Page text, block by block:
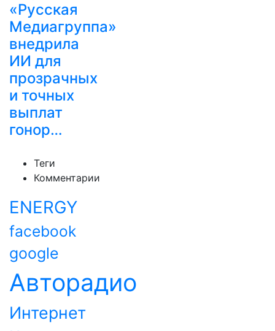
«Русская
Медиагруппа»
внедрила
ИИ для
прозрачных
и точных
выплат
гонор…
Теги
Комментарии
ENERGY
facebook
google
Авторадио
Интернет